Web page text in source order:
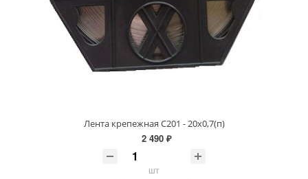
Лента крепежная С201 - 20х0,7(п)
2 490 ₽
шт